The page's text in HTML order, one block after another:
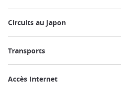
Circuits au Japon
Transports
Accès Internet